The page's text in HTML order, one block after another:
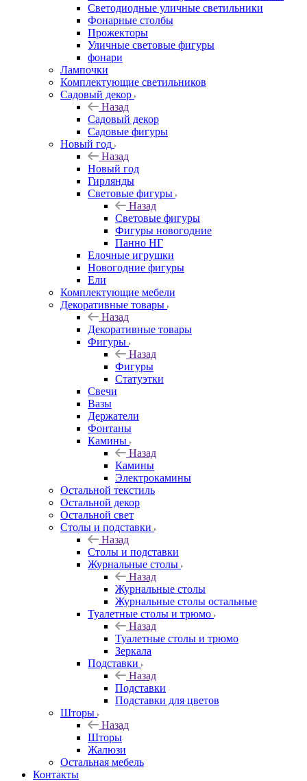
Светодиодные уличные светильники
Фонарные столбы
Прожекторы
Уличные световые фигуры
фонари
Лампочки
Комплектующие светильников
Садовый декор
Назад
Садовый декор
Садовые фигуры
Новый год
Назад
Новый год
Гирлянды
Световые фигуры
Назад
Световые фигуры
Фигуры новогодние
Панно НГ
Елочные игрушки
Новогодние фигуры
Ели
Комплектующие мебели
Декоративные товары
Назад
Декоративные товары
Фигуры
Назад
Фигуры
Статуэтки
Свечи
Вазы
Держатели
Фонтаны
Камины
Назад
Камины
Электрокамины
Остальной текстиль
Остальной декор
Остальной свет
Столы и подставки
Назад
Столы и подставки
Журнальные столы
Назад
Журнальные столы
Журнальные столы остальные
Туалетные столы и трюмо
Назад
Туалетные столы и трюмо
Зеркала
Подставки
Назад
Подставки
Подставки для цветов
Шторы
Назад
Шторы
Жалюзи
Остальная мебель
Контакты